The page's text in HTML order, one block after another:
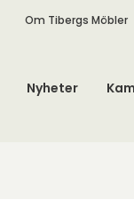
Om Tibergs Möbler
Nyheter